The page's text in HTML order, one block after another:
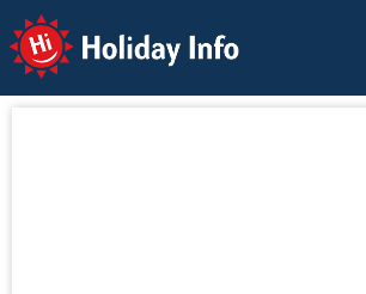
Holiday Info